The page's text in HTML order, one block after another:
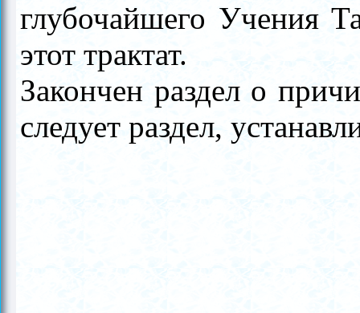
глубочайшего Учения
этот трактат.
Закончен раздел о
следует раздел,